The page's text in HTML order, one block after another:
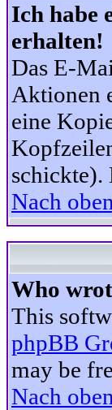
Ich habe
erhalten!
Das E-
Aktionen
eine
schickte).
Nach oben
Who
This
phpBB
may be
Nach oben